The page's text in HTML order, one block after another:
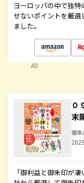
ヨーロッパの中で独
せないポイントを厳
ました。
AD
０
末
御
「御利益と御朱印が